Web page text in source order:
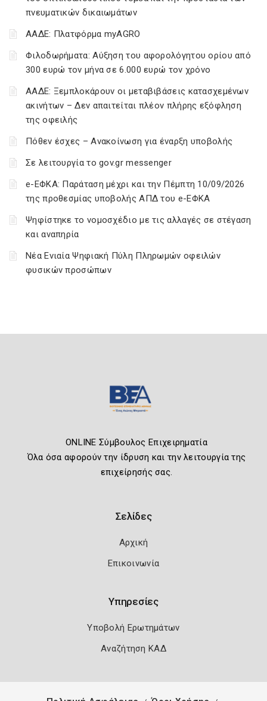
πνευματικών δικαιωμάτων
ΑΑΔΕ: Πλατφόρμα myAGRO
Φιλοδωρήματα: Αύξηση του αφορολόγητου ορίου από
300 ευρώ τον μήνα σε 6.000 ευρώ τον χρόνο
ΑΑΔΕ: Ξεμπλοκάρουν οι μεταβιβάσεις κατασχεμένων
ακινήτων – Δεν απαιτείται πλέον πλήρης εξόφληση
της οφειλής
Πόθεν έσχες – Ανακοίνωση για έναρξη υποβολής
Σε λειτουργία το gov.gr messenger
e-ΕΦΚΑ: Παράταση μέχρι και την Πέμπτη 10/09/2026
της προθεσμίας υποβολής ΑΠΔ του e-ΕΦΚΑ
Ψηφίστηκε το νομοσχέδιο με τις αλλαγές σε στέγαση
και αναπηρία
Νέα Ενιαία Ψηφιακή Πύλη Πληρωμών οφειλών
φυσικών προσώπων
ONLINE Σύμβουλος Επιχειρηματία
Όλα όσα αφορούν την ίδρυση και την λειτουργία της
επιχείρησής σας.
Σελίδες
Αρχική
Επικοινωνία
Υπηρεσίες
Υποβολή Ερωτημάτων
Αναζήτηση ΚΑΔ